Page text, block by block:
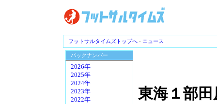
フットサルタイムズトップへ - ニュース
バックナンバー
2026年
2025年
2024年
2023年
2022年
東海１部